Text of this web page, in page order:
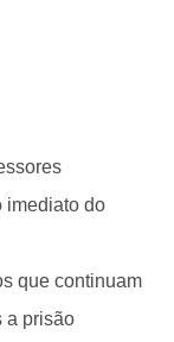
imediato do
que continuam
a prisão